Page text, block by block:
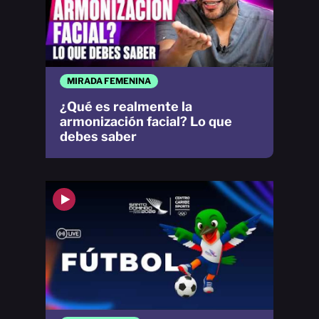
MIRADA FEMENINA
¿Qué es realmente la
armonización facial? Lo que
debes saber